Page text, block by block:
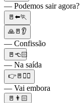
— Podemos sair agora?
🚪⬅️🏃
🙏🚪👂
— Confissão
🚪👈🏻
— Na saída
👉🚪🤷‍♂️
— Vai embora
🚪👨🏻